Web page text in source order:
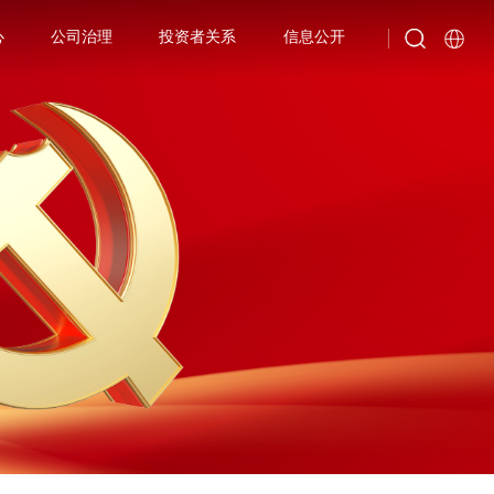
公司治理 投资者关系 信息公开